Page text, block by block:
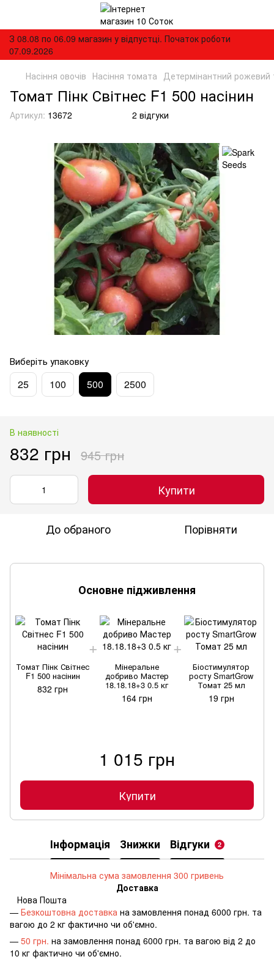
З 08.08 по 06.09 магазин у відпустці. Початок роботи
07.09.2026
Насіння овочів Насіння томата Детермінантний рожевий
Томат Пінк Світнес F1 500 насінин
Артикул: 13672 2 відгуки
Виберіть упаковку
25 100 500 2500
В наявності
832 грн 945 грн
Купити
До обраного Порівняти
Основне підживлення
Томат Пінк Світнес
F1 500 насінин
832 грн
Мінеральне
добриво Мастер
18.18.18+3 0.5 кг
164 грн
Біостимулятор
росту SmartGrow
Томат 25 мл
19 грн
1 015 грн
Купити
Інформація Знижки Відгуки 2
Мінімальна сума замовлення 300 гривень
Доставка
Нова Пошта
— Безкоштовна доставка на замовлення понад 6000 грн. та
вагою до 2 кг фактично чи об'ємно.
— 50 грн. на замовлення понад 6000 грн. та вагою від 2 до
10 кг фактично чи об'ємно.